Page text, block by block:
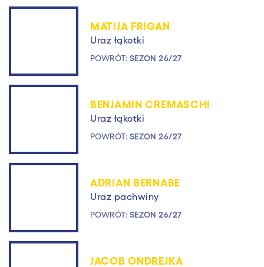
MATIJA FRIGAN
Uraz łąkotki
POWRÓT: SEZON 26/27
BENJAMIN CREMASCHI
Uraz łąkotki
POWRÓT: SEZON 26/27
ADRIAN BERNABE
Uraz pachwiny
POWRÓT: SEZON 26/27
JACOB ONDREJKA